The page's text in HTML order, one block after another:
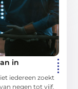
in
iedereen zoekt
negen tot vijf.